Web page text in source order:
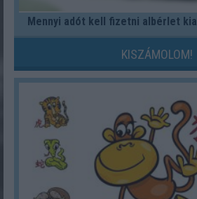
Mennyi adót kell fizetni albérlet
KISZÁMOLOM!